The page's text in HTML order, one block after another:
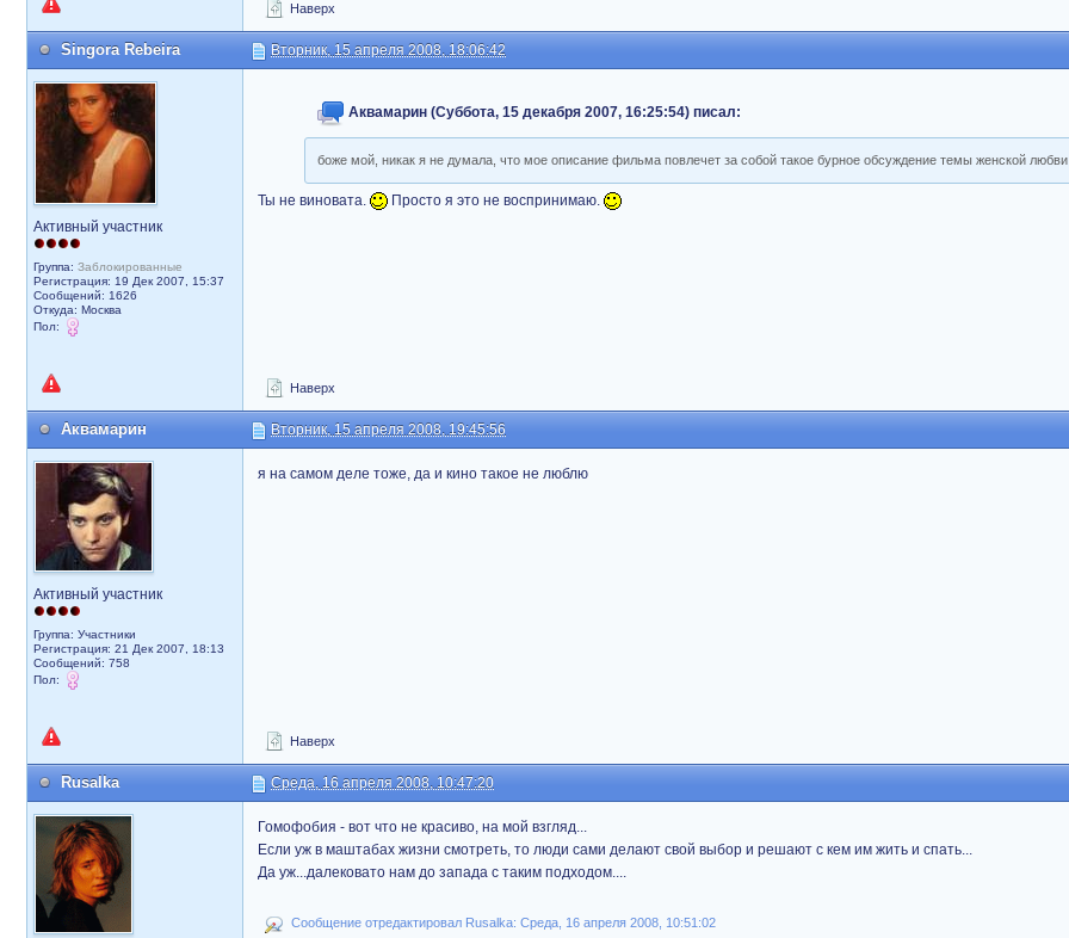
Наверх
Singora Rebeira Вторник, 15 апреля 2008, 18:06:42
Активный участник
Группа: Заблокированные
Регистрация: 19 Дек 2007, 15:37
Сообщений: 1626
Откуда: Москва
Пол:
Аквамарин (Суббота, 15 декабря 2007, 16:25:54) писал:
боже мой, никак я не думала, что мое описание фильма повлечет за собой такое бурное обсуждение темы женской
Ты не виновата. Просто я это не воспринимаю.
Наверх
Аквамарин Вторник, 15 апреля 2008, 19:45:56
Активный участник
Группа: Участники
Регистрация: 21 Дек 2007, 18:13
Сообщений: 758
Пол:
я на самом деле тоже, да и кино такое не люблю
Наверх
Rusalka Среда, 16 апреля 2008, 10:47:20
Гомофобия - вот что не красиво, на мой взгляд...
Если уж в маштабах жизни смотреть, то люди сами делают свой выбор и решают с кем им жить и спать...
Да уж...далековато нам до запада с таким подходом....
Сообщение отредактировал Rusalka: Среда, 16 апреля 2008, 10:51:02